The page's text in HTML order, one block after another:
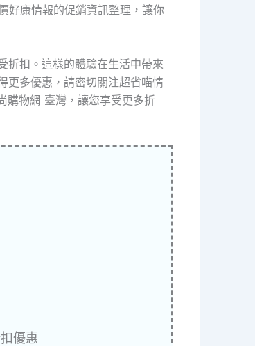
好康情報的促銷資訊整理，讓你
折扣。這樣的體驗在生活中帶來
更多優惠，請密切關注超省喵情
物網 臺灣，讓您享受更多折
優惠